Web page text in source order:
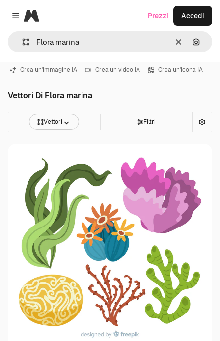
Close menu
Magnific
CancellaCerca
Prezzi Accedi
Crea un'immagine IA Crea un video IA Crea un'icona IA
Vettori Di Flora marina
Vettori Filtri